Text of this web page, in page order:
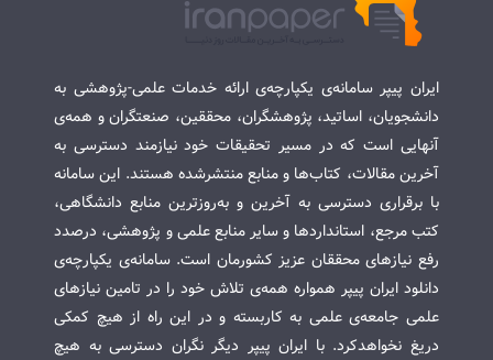
ایران پیپر سامانه‌ی یکپارچه‌ی ارائه خدمات علمی-پژوهشی به
دانشجویان، اساتید، پژوهشگران، محققین، صنعتگران و همه‌ی
آنهایی است که در مسیر تحقیقات خود نیازمند دسترسی به
آخرین مقالات، کتاب‌ها و منابع منتشرشده هستند. این سامانه
با برقراری دسترسی به آخرین و به‌روزترین منابع دانشگاهی،
کتب مرجع، استانداردها و سایر منابع علمی و پژوهشی، درصدد
رفع نیازهای محققان عزیز کشورمان است. سامانه‌ی یکپارچه‌ی
دانلود ایران پیپر همواره همه‌ی تلاش خود را در تامین نیازهای
علمی جامعه‌ی علمی به کاربسته و در این راه از هیچ کمکی
دریغ نخواهدکرد. با ایران پیپر دیگر نگران دسترسی به هیچ